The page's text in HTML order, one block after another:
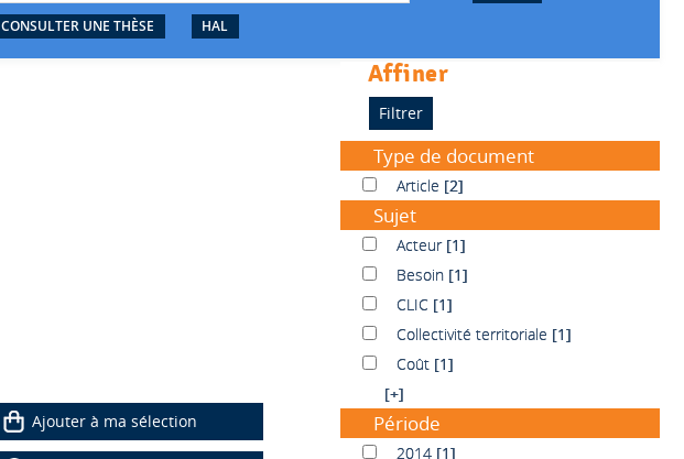
CONSULTER UNE THÈSE HAL
Ajouter à ma sélection
affiner
Type de document
ArticleArticle [2]
Sujet
ActeurActeur [1]
BesoinBesoin [1]
CLIC
CLIC [1]
Collectivité territoriale
Collectivité territoriale [1]
Coût Coût [1]
[+]
Période
20142014 [1]